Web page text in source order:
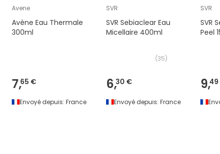
Avene
Avène Eau Thermale
300ml
7,65 €
Envoyé depuis: France
SVR
SVR Sebiaclear Eau
Micellaire 400ml
(35)
6,30 €
Envoyé depuis: France
SVR
SVR
Peel
9,